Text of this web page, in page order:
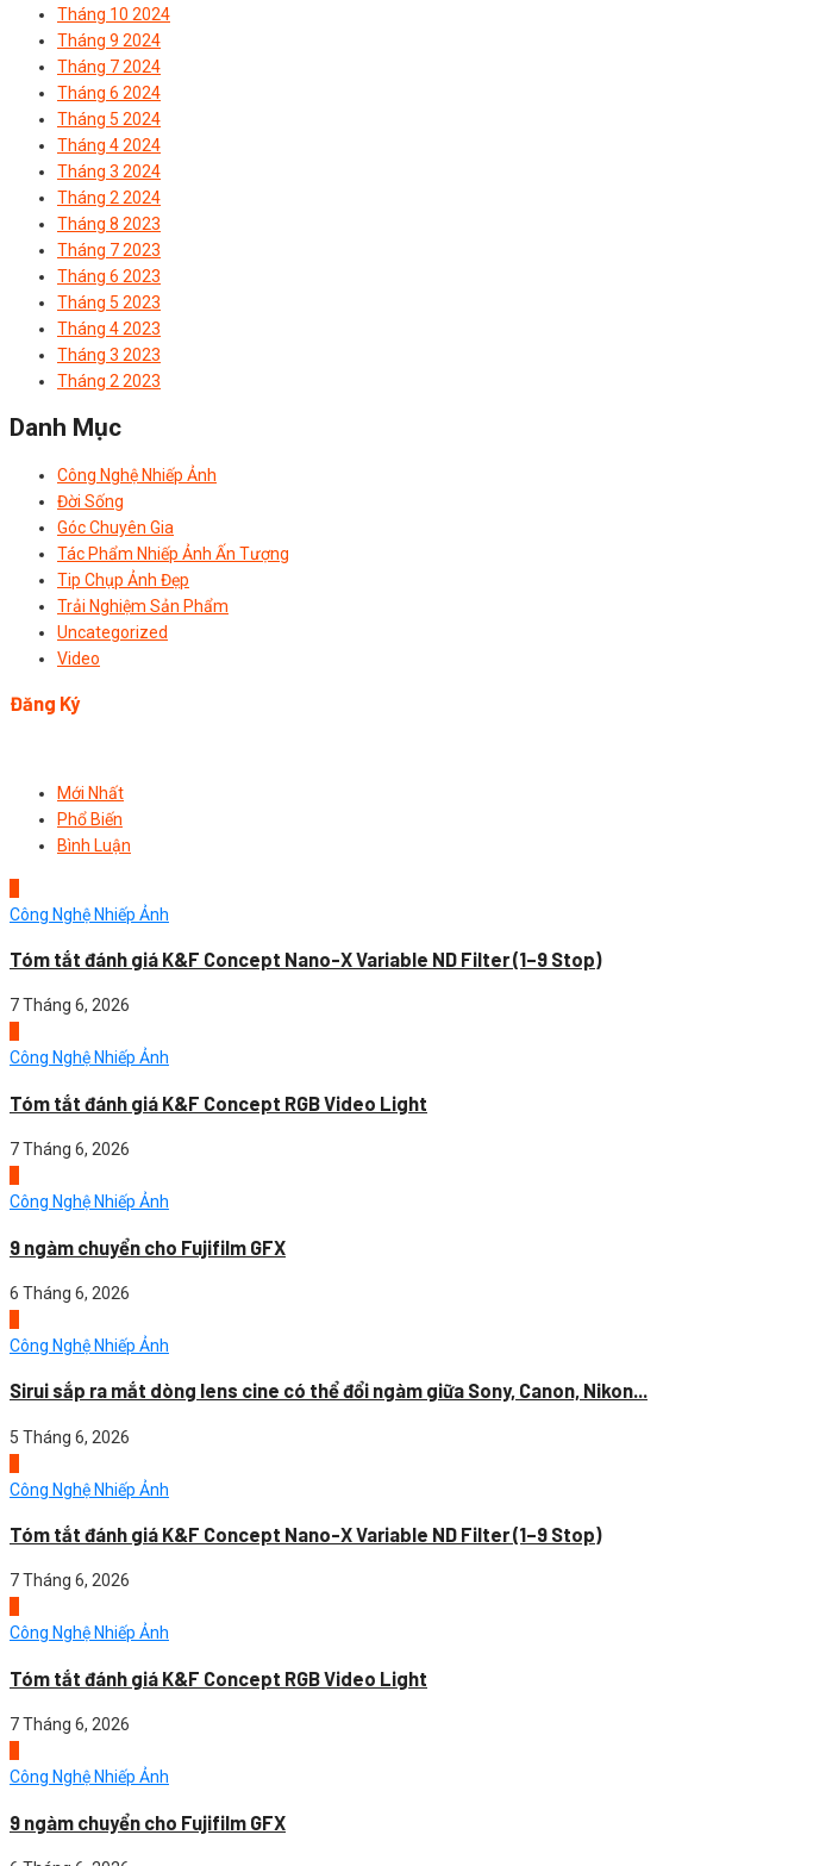
Tháng 10 2024
Tháng 9 2024
Tháng 7 2024
Tháng 6 2024
Tháng 5 2024
Tháng 4 2024
Tháng 3 2024
Tháng 2 2024
Tháng 8 2023
Tháng 7 2023
Tháng 6 2023
Tháng 5 2023
Tháng 4 2023
Tháng 3 2023
Tháng 2 2023
Danh Mục
Công Nghệ Nhiếp Ảnh
Đời Sống
Góc Chuyên Gia
Tác Phẩm Nhiếp Ảnh Ấn Tượng
Tip Chụp Ảnh Đẹp
Trải Nghiệm Sản Phẩm
Uncategorized
Video
Đăng Ký
Mới Nhất
Phổ Biến
Bình Luận
Công Nghệ Nhiếp Ảnh
Tóm tắt đánh giá K&F Concept Nano-X Variable ND Filter (1–9 Stop)
7 Tháng 6, 2026
Công Nghệ Nhiếp Ảnh
Tóm tắt đánh giá K&F Concept RGB Video Light
7 Tháng 6, 2026
Công Nghệ Nhiếp Ảnh
9 ngàm chuyển cho Fujifilm GFX
6 Tháng 6, 2026
Công Nghệ Nhiếp Ảnh
Sirui sắp ra mắt dòng lens cine có thể đổi ngàm giữa Sony, Canon, Nikon...
5 Tháng 6, 2026
Công Nghệ Nhiếp Ảnh
Tóm tắt đánh giá K&F Concept Nano-X Variable ND Filter (1–9 Stop)
7 Tháng 6, 2026
Công Nghệ Nhiếp Ảnh
Tóm tắt đánh giá K&F Concept RGB Video Light
7 Tháng 6, 2026
Công Nghệ Nhiếp Ảnh
9 ngàm chuyển cho Fujifilm GFX